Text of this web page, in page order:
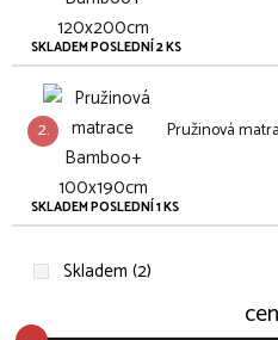
SKLADEM POSLEDNÍ 2 KS
2. Pružinová
SKLADEM POSLEDNÍ 1 KS
Skladem (2)